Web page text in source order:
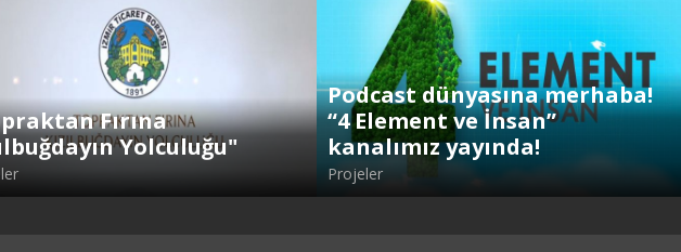
Fırına
Yolculuğu"
Podcast dünyasına merhaba!
“4 Element ve İnsan”
kanalımız yayında!
Projeler